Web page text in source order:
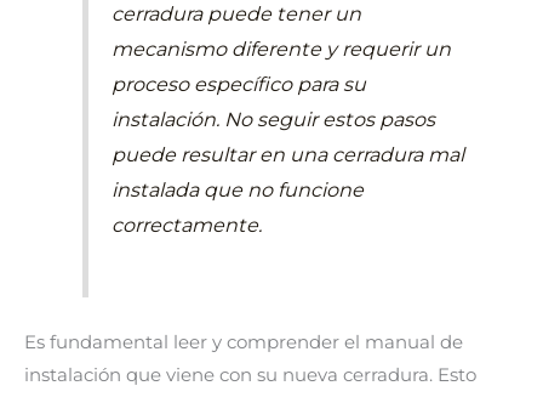
cerradura puede tener un
mecanismo diferente y requerir un
proceso específico para su
instalación. No seguir estos pasos
puede resultar en una cerradura mal
instalada que no funcione
correctamente.
Es fundamental leer y comprender el manual de
instalación que viene con su nueva cerradura. Esto